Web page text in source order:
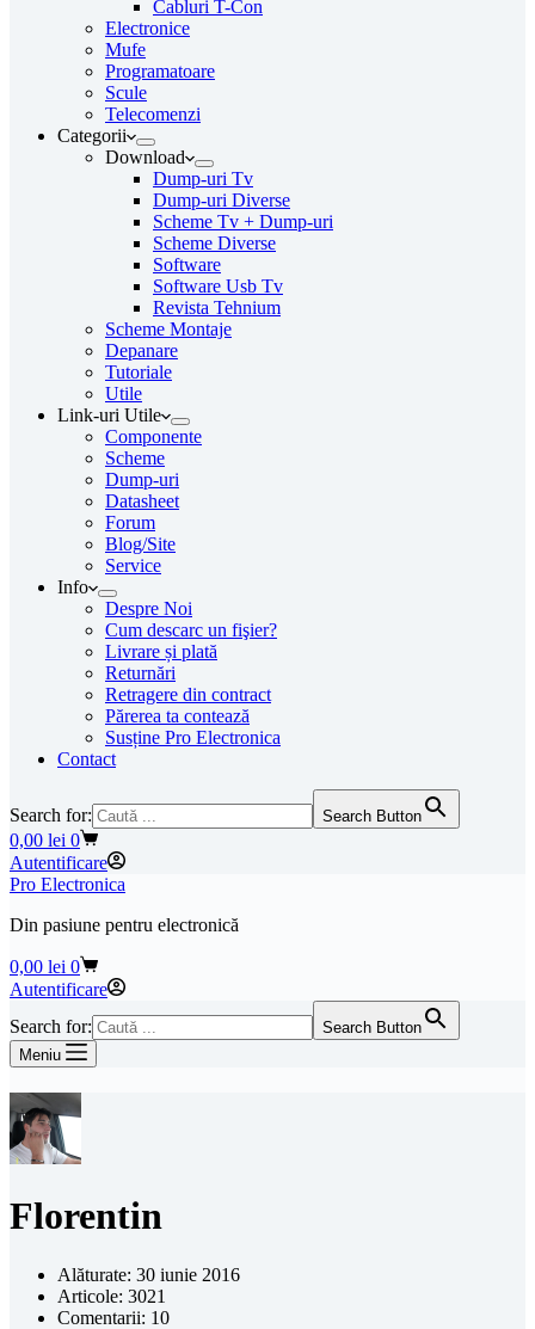
Cabluri T-Con
Electronice
Mufe
Programatoare
Scule
Telecomenzi
Categorii
Download
Dump-uri Tv
Dump-uri Diverse
Scheme Tv + Dump-uri
Scheme Diverse
Software
Software Usb Tv
Revista Tehnium
Scheme Montaje
Depanare
Tutoriale
Utile
Link-uri Utile
Componente
Scheme
Dump-uri
Datasheet
Forum
Blog/Site
Service
Info
Despre Noi
Cum descarc un fişier?
Livrare și plată
Returnări
Retragere din contract
Părerea ta contează
Susține Pro Electronica
Contact
Search for: Search Button
Coș
de
cumpărături
0,00 lei 0
Autentificare
Pro Electronica
Din pasiune pentru electronică
Coș
de
0,00 lei 0
Autentificare
Search for:
Search Button
Meniu
Florentin
Alăturate: 30 iunie 2016
Articole: 3021
Comentarii: 10